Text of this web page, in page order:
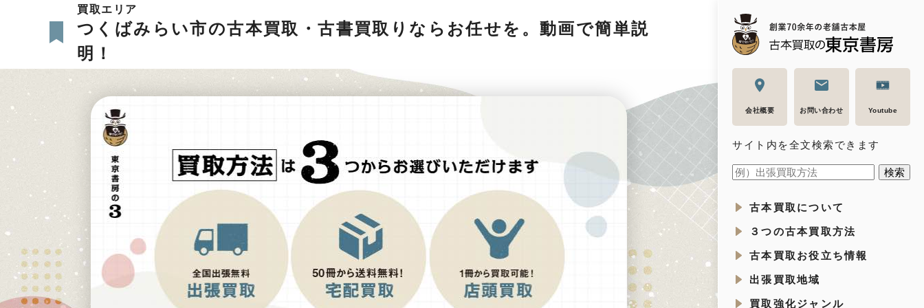
会社概要 お問い合わせ Youtube
サイト内を全文検索できます
古本買取について
３つの古本買取方法
古本買取お役立ち情報
出張買取地域
買取強化ジャンル
買取エリア
つくばみらい市の古本買取・古書買取りならお任せを。動画で簡単説
明！